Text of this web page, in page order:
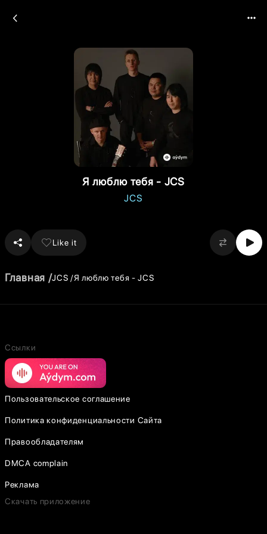
Я люблю тебя - JCS
JCS
Like it
Главная JCS Я люблю тебя - JCS
Ссылки
Пользовательское соглашение
Политика конфиденциальности Сайта
Правообладателям
DMCA complain
Реклама
Скачать приложение